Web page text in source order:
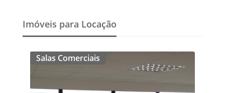
Imóveis para Locação
Salas Comerciais